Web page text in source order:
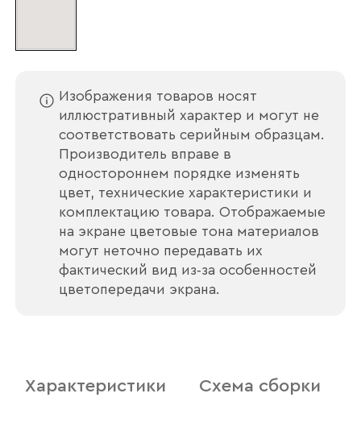
Изображения товаров носят
иллюстративный характер и могут не
соответствовать серийным образцам.
Производитель вправе в
одностороннем порядке изменять
цвет, технические характеристики и
комплектацию товара. Отображаемые
на экране цветовые тона материалов
могут неточно передавать их
фактический вид из‑за особенностей
цветопередачи экрана.
Характеристики Схема сборки
Ваше имя